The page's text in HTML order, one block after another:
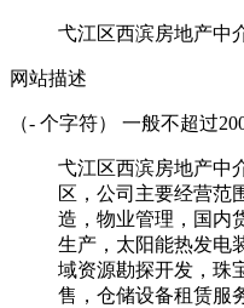
弋江区西滨房地产中
网站描述
（- 个字符） 一般不超过
弋江区西滨房地产中
区，公司主要经营范
造，物业管理，国内
生产，太阳能热发电
域资源勘探开发，珠
售，仓储设备租赁服